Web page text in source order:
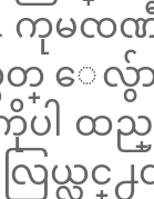
ကုမၸ
မွတ္ ေ
ပါ ထ
လြယ္လ